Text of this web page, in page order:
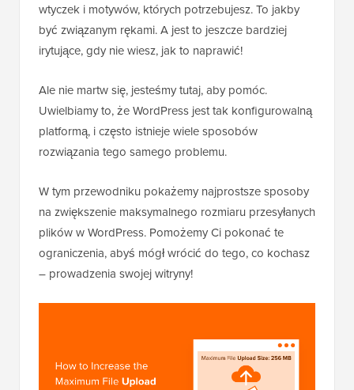
wtyczek i motywów, których potrzebujesz. To jakby
być związanym rękami. A jest to jeszcze bardziej
irytujące, gdy nie wiesz, jak to naprawić!
Ale nie martw się, jesteśmy tutaj, aby pomóc.
Uwielbiamy to, że WordPress jest tak konfigurowalną
platformą, i często istnieje wiele sposobów
rozwiązania tego samego problemu.
W tym przewodniku pokażemy najprostsze sposoby
na zwiększenie maksymalnego rozmiaru przesyłanych
plików w WordPress. Pomożemy Ci pokonać te
ograniczenia, abyś mógł wrócić do tego, co kochasz
– prowadzenia swojej witryny!